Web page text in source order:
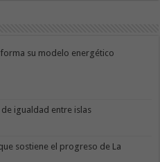
su modelo energético
igualdad entre islas
sostiene el progreso de La